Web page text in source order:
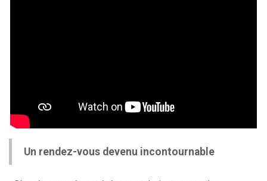
Un rendez-vous devenu incontournable